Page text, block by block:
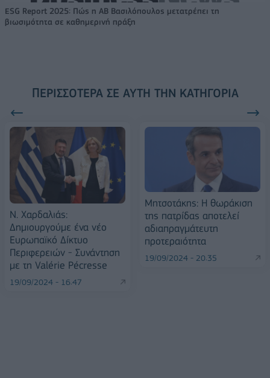
ESG Report 2025: Πώς η ΑΒ Βασιλόπουλος μετατρέπει τη
βιωσιμότητα σε καθημερινή πράξη
ΠΕΡΙΣΣΌΤΕΡΑ ΣΕ ΑΥΤΉ ΤΗΝ ΚΑΤΗΓΟΡΊΑ
Ν. Χαρδαλιάς:
Δημιουργούμε ένα νέο
Ευρωπαϊκό Δίκτυο
Περιφερειών - Συνάντηση
με τη Valérie Pécresse
19/09/2024 - 16:47
Μητσοτάκης: Η θωράκιση
της πατρίδας αποτελεί
αδιαπραγμάτευτη
προτεραιότητα
19/09/2024 - 20:35